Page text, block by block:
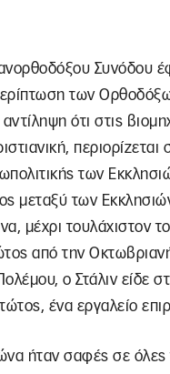
Συνόδου
των
ότι στις
των
μεταξύ των
μέχρι τουλάχιστον
από την
ο Στάλιν είδε
ένα εργαλείο
ήταν σαφές σε όλες